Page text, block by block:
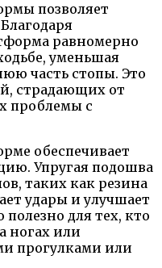
позволяет
равномерно
уменьшая
часть стопы. Это
страдающих от
проблемы с
обеспечивает
Упругая подошва
таких как резина
удары и улучшает
для тех, кто
ногах или
прогулками или